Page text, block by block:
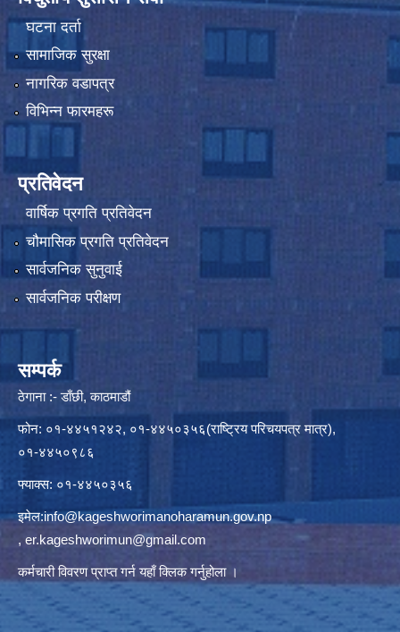
घटना दर्ता
सामाजिक सुरक्षा
नागरिक वडापत्र
विभिन्न फारमहरू
प्रतिवेदन
वार्षिक प्रगति प्रतिवेदन
चौमासिक प्रगति प्रतिवेदन
सार्वजनिक सुनुवाई
सार्वजनिक परीक्षण
सम्पर्क
ठेगाना :- डाँछी, काठमाडौं
फोन: ०१-४४५१२४२, ०१-४४५०३५६(राष्ट्रिय परिचयपत्र मात्र),
०१-४४५०९८६
फ्याक्स: ०१-४४५०३५६
इमेल:info@kageshworimanoharamun.gov.np
, er.kageshworimun@gmail.com
कर्मचारी विवरण प्राप्त गर्नयहाँ क्लिकगर्नुहोला ।